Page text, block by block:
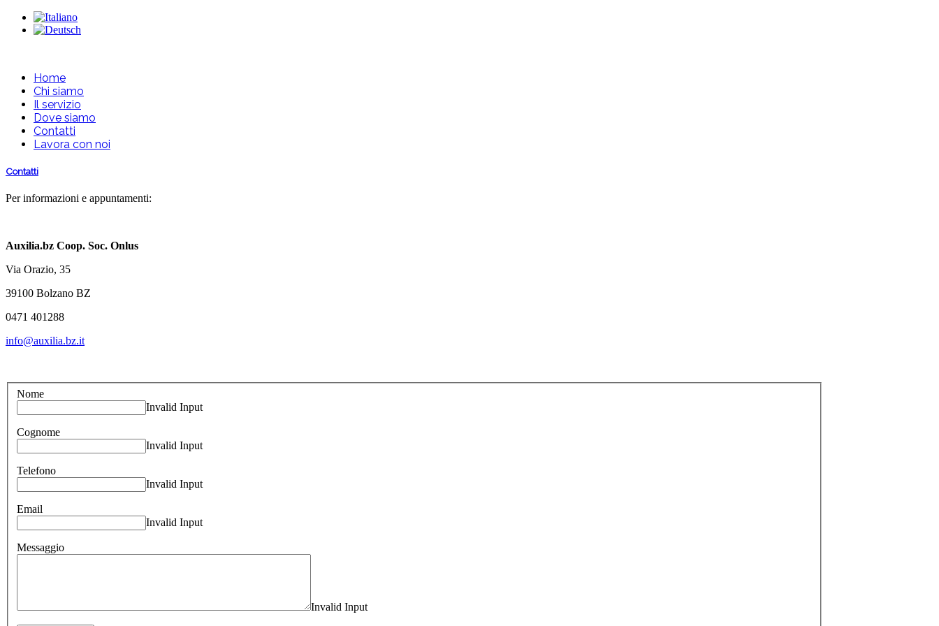
Home
Chi siamo
Il servizio
Dove siamo
Contatti
Lavora con noi
Contatti
Per informazioni e appuntamenti:
Auxilia.bz Coop. Soc. Onlus
Via Orazio, 35
39100 Bolzano BZ
0471 401288
info@auxilia.bz.it
Nome
Invalid Input
Cognome
Invalid Input
Telefono
Invalid Input
Email
Invalid Input
Messaggio
Invalid Input